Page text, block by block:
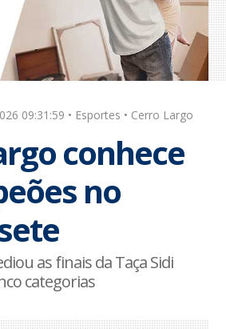
09:31:59 • Esportes • Cerro Largo
conhece
no
as finais da Taça Sidi
categorias